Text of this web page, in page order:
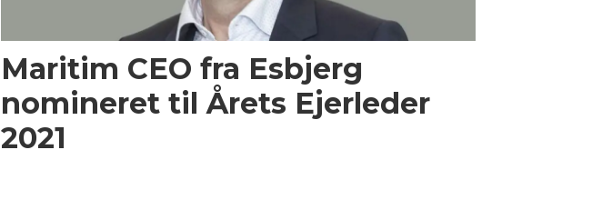
Maritim CEO fra Esbjerg
nomineret til Årets Ejerleder
2021